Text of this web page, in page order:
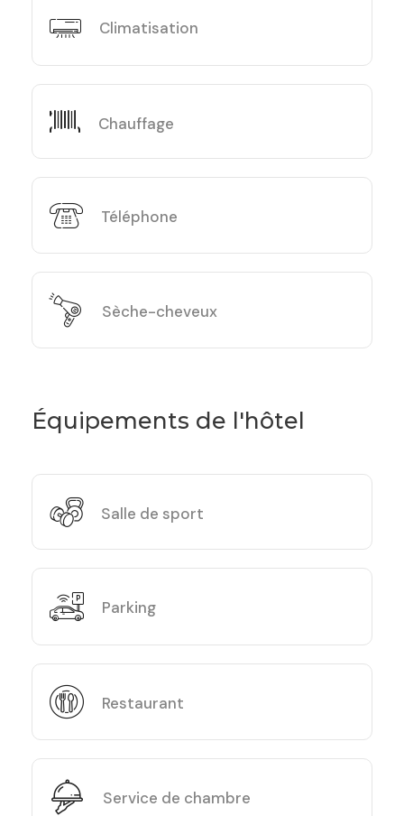
Climatisation
Chauffage
Téléphone
Sèche-cheveux
Équipements de l'hôtel
Salle de sport
Parking
Restaurant
Service de chambre